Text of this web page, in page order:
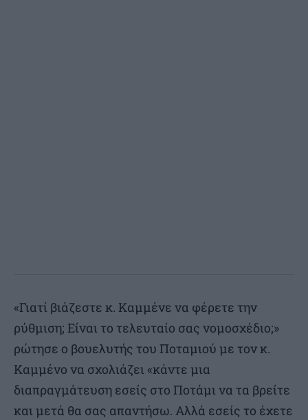
«Γιατί βιάζεστε κ. Καμμένε να φέρετε την
ρύθμιση; Είναι το τελευταίο σας νομοσχέδιο;»
ρώτησε ο βουελυτής του Ποταμιού με τον κ.
Καμμένο να σχολιάζει «κάντε μια
διαπραγμάτευση εσείς στο Ποτάμι να τα βρείτε
και μετά θα σας απαντήσω. Αλλά εσείς το έχετε